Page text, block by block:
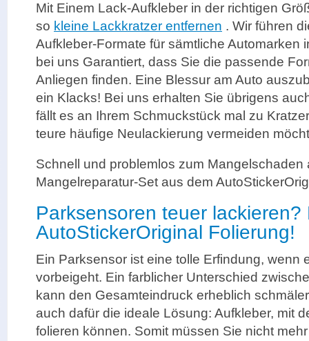
Mit Einem Lack-Aufkleber in der richtigen
so kleine Lackkratzer entfernen . Wir führen
Aufkleber-Formate für sämtliche Automarken
bei uns Garantiert, dass Sie die passende
Anliegen finden. Eine Blessur am Auto
ein Klacks! Bei uns erhalten Sie übrigens
fällt es an Ihrem Schmuckstück mal zu
teure häufige Neulackierung vermeiden
Schnell und problemlos zum Mangelschaden
Mangelreparatur-Set aus dem
Parksensoren teuer lackieren?
AutoStickerOriginal Folierung!
Ein Parksensor ist eine tolle Erfindung, wenn
vorbeigeht. Ein farblicher Unterschied
kann den Gesamteindruck erheblich
auch dafür die ideale Lösung: Aufkleber, mit
folieren können. Somit müssen Sie nicht